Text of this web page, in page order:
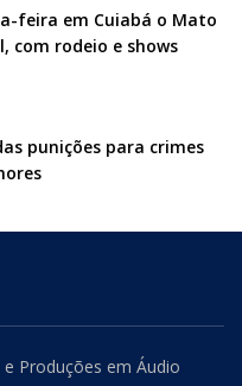
feira em Cuiabá o Mato
com rodeio e shows
punições para crimes
Produções em Áudio